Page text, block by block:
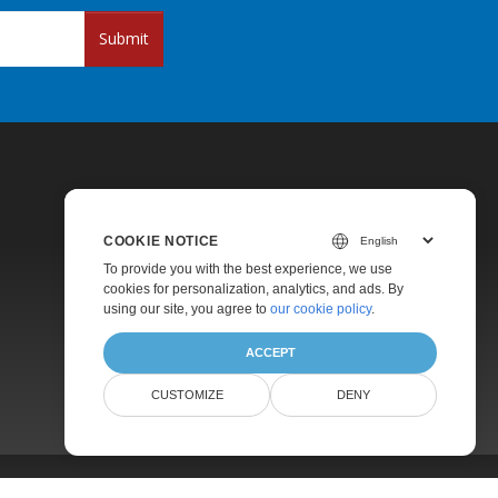
Submit
Pricing
Paid Support
About
COOKIE NOTICE
To provide you with the best experience, we use
cookies for personalization, analytics, and ads. By
using our site, you agree to our cookie policy.
ACCEPT
CUSTOMIZE DENY